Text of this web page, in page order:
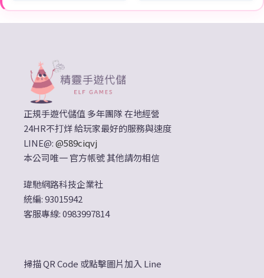
正規手遊代儲值 多年團隊 在地經營
24HR不打烊 給玩家最好的服務與速度
LINE@:@589ciqvj
本公司唯一 官方帳號 其他請勿相信
瑋馳網路科技企業社
統編: 93015942
客服專線: 0983997814
掃描 QR Code 或點擊圖片加入 Line